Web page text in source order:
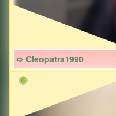
➩ Cleopatra1990